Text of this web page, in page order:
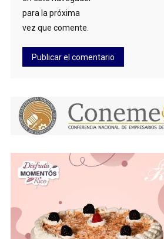
para la próxima
vez que comente.